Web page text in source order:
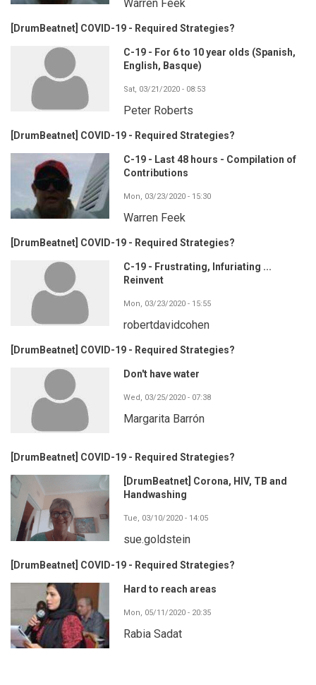
Warren Feek
[DrumBeatnet] COVID-19 - Required Strategies?
C-19 - For 6 to 10 year olds (Spanish,
English, Basque)
Sat, 03/21/2020 - 08:53
Peter Roberts
[DrumBeatnet] COVID-19 - Required Strategies?
C-19 - Last 48 hours - Compilation of
Contributions
Mon, 03/23/2020 - 15:30
Warren Feek
[DrumBeatnet] COVID-19 - Required Strategies?
C-19 - Frustrating, Infuriating ...
Reinvent
Mon, 03/23/2020 - 15:55
robertdavidcohen
[DrumBeatnet] COVID-19 - Required Strategies?
Don't have water
Wed, 03/25/2020 - 07:38
Margarita Barrón
[DrumBeatnet] COVID-19 - Required Strategies?
[DrumBeatnet] Corona, HIV, TB and
Handwashing
Tue, 03/10/2020 - 14:05
sue.goldstein
[DrumBeatnet] COVID-19 - Required Strategies?
Hard to reach areas
Mon, 05/11/2020 - 20:35
Rabia Sadat